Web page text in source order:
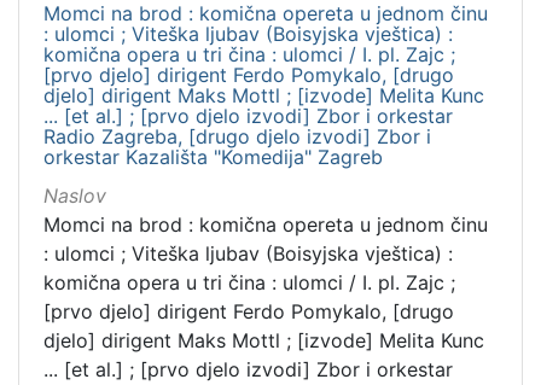
Momci na brod : komična opereta u jednom činu
: ulomci ; Viteška ljubav (Boisyjska vještica) :
komična opera u tri čina : ulomci / I. pl. Zajc ;
[prvo djelo] dirigent Ferdo Pomykalo, [drugo
djelo] dirigent Maks Mottl ; [izvode] Melita Kunc
... [et al.] ; [prvo djelo izvodi] Zbor i orkestar
Radio Zagreba, [drugo djelo izvodi] Zbor i
orkestar Kazališta "Komedija" Zagreb
Naslov
Momci na brod : komična opereta u jednom činu
: ulomci ; Viteška ljubav (Boisyjska vještica) :
komična opera u tri čina : ulomci / I. pl. Zajc ;
[prvo djelo] dirigent Ferdo Pomykalo, [drugo
djelo] dirigent Maks Mottl ; [izvode] Melita Kunc
... [et al.] ; [prvo djelo izvodi] Zbor i orkestar